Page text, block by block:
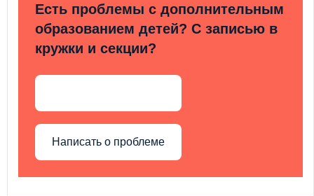
Есть проблемы с дополнительным
образованием детей? С записью в
кружки и секции?
Написать о проблеме